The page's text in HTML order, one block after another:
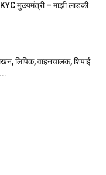
मुख्यमंत्री – माझी लाडकी
लिपिक, वाहनचालक, शिपाई